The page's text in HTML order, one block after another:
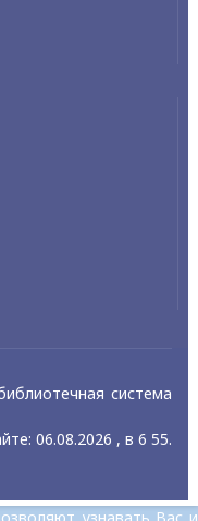
система
06.08.2026 , в 6 55.